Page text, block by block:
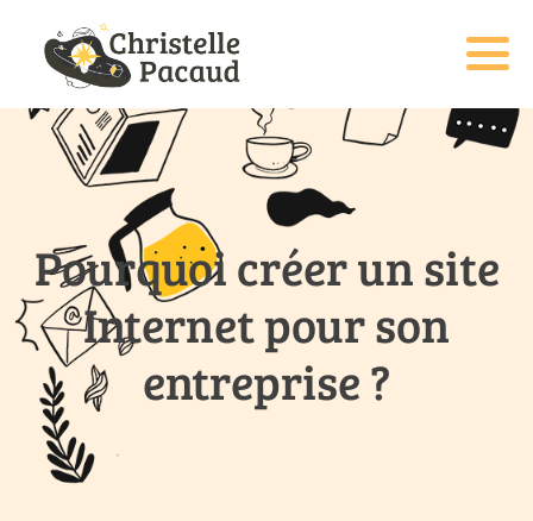
Pourquoi créer un site
Internet pour son
entreprise ?